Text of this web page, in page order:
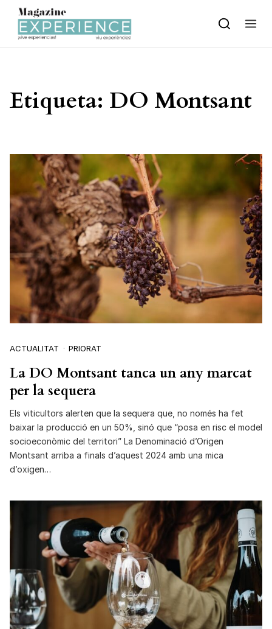
Skip to content
Etiqueta: DO Montsant
ACTUALITAT PRIORAT
La DO Montsant tanca un any marcat
per la sequera
Els viticultors alerten que la sequera que, no només ha fet
baixar la producció en un 50%, sinó que “posa en risc el model
socioeconòmic del territori” La Denominació d’Origen
Montsant arriba a finals d’aquest 2024 amb una mica
d’oxigen…